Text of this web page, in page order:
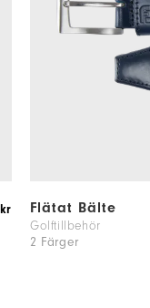
Flätat Bälte
Golftillbehör
2 Färger